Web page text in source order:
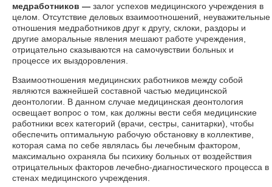
медработников — залог успехов медицинского учреждения в
целом. Отсутствие деловых взаимоотношений, неуважительные
отношения медработников друг к другу, склоки, раздоры и
другие аморальные явления мешают работе учреждения,
отрицательно сказываются на самочувствии больных и
процессе их выздоровления.
Взаимоотношения медицинских работников между собой
являются важнейшей составной частью медицинской
деонтологии. В данном случае медицинская деонтология
освещает вопрос о том, как должны вести себя медицинские
работники всех категорий (врачи, сестры, санитарки), чтобы
обеспечить оптимальную рабочую обстановку в коллективе,
которая сама по себе являлась бы лечебным фактором,
максимально охраняла бы психику больных от воздействия
отрицательных факторов лечебно-диагностического процесса в
стенах медицинского учреждения.